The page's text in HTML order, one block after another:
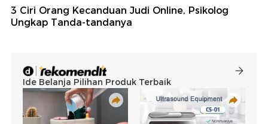
3 Ciri Orang Kecanduan Judi Online, Psikolog
Ungkap Tanda-tandanya